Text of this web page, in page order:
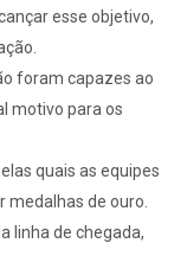
esse objetivo,
foram capazes ao
motivo para os
quais as equipes
medalhas de ouro.
linha de chegada,